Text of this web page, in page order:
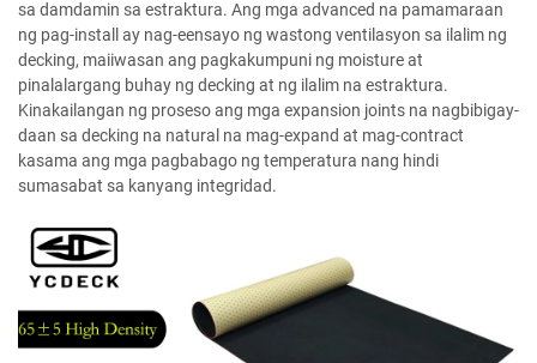
sa damdamin sa estraktura. Ang mga advanced na pamamaraan
ng pag-install ay nag-eensayo ng wastong ventilasyon sa ilalim ng
decking, maiiwasan ang pagkakumpuni ng moisture at
pinalalargang buhay ng decking at ng ilalim na estraktura.
Kinakailangan ng proseso ang mga expansion joints na nagbibigay-
daan sa decking na natural na mag-expand at mag-contract
kasama ang mga pagbabago ng temperatura nang hindi
sumasabat sa kanyang integridad.